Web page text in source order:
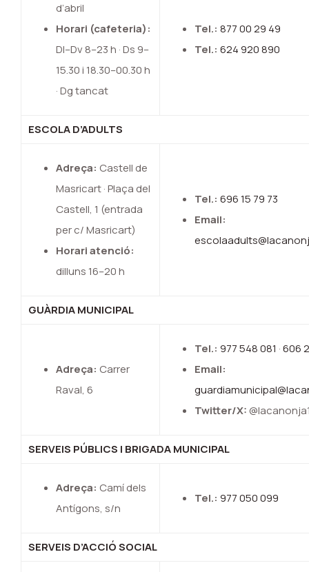
d’abril
Horari (cafeteria):
Dl–Dv 8–23 h · Ds 9–
15.30 i 18.30–00.30 h
· Dg tancat
Tel.: 877 00 29 49
Tel.: 624 920 890
ESCOLA D’ADULTS
Adreça: Castell de
Masricart · Plaça del
Castell, 1 (entrada
per c/ Masricart)
Horari atenció:
dilluns 16–20 h
Tel.: 696 15 79 73
Email:
GUÀRDIA MUNICIPAL
Adreça: Carrer
Raval, 6
Tel.: 977 548 081 ·606
Email:
Twitter/X:
SERVEIS PÚBLICS I BRIGADA MUNICIPAL
Adreça: Camí dels
Antígons, s/n
Tel.: 977 050 099
SERVEIS D’ACCIÓ SOCIAL